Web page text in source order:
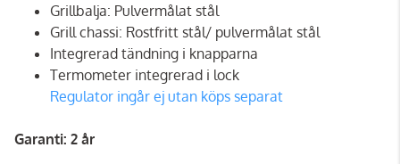
Grillbalja: Pulvermålat stål
Grill chassi: Rostfritt stål/ pulvermålat stål
Integrerad tändning i knapparna
Termometer integrerad i lock
Regulator ingår ej utan köps separat
Garanti: 2 år